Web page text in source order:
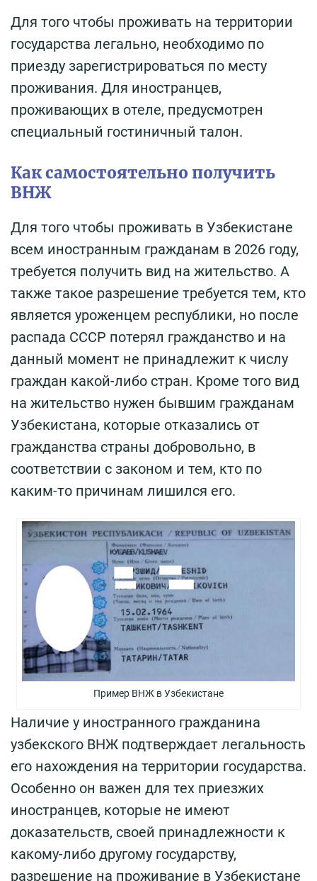
Для того чтобы проживать на территории
государства легально, необходимо по
приезду зарегистрироваться по месту
проживания. Для иностранцев,
проживающих в отеле, предусмотрен
специальный гостиничный талон.
Как самостоятельно получить
ВНЖ
Для того чтобы проживать в Узбекистане
всем иностранным гражданам в 2026 году,
требуется получить вид на жительство. А
также такое разрешение требуется тем, кто
является уроженцем республики, но после
распада СССР потерял гражданство и на
данный момент не принадлежит к числу
граждан какой-либо стран. Кроме того вид
на жительство нужен бывшим гражданам
Узбекистана, которые отказались от
гражданства страны добровольно, в
соответствии с законом и тем, кто по
каким-то причинам лишился его.
Пример ВНЖ в Узбекистане
Наличие у иностранного гражданина
узбекского ВНЖ подтверждает легальность
его нахождения на территории государства.
Особенно он важен для тех приезжих
иностранцев, которые не имеют
доказательств, своей принадлежности к
какому-либо другому государству,
разрешение на проживание в Узбекистане